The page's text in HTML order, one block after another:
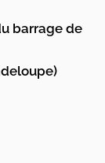
barrage de